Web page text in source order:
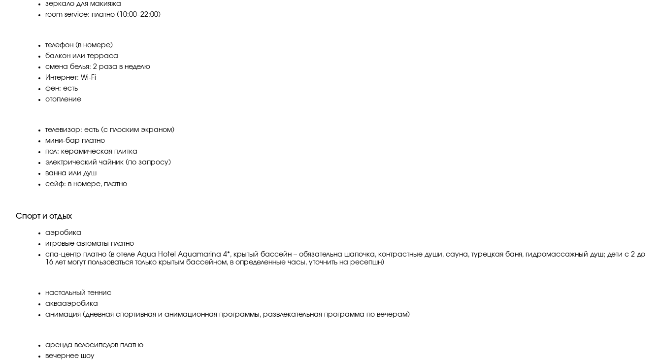
зеркало для макияжа
room service: платно (10:00–22:00)
телефон (в номере)
балкон или терраса
смена белья: 2 раза в неделю
Интернет: Wi-Fi
фен: есть
отопление
телевизор: есть (с плоским экраном)
мини-бар платно
пол: керамическая плитка
электрический чайник (по запросу)
ванна или душ
сейф: в номере, платно
Спорт и отдых
аэробика
игровые автоматы платно
спа-центр платно (в отеле Aqua Hotel Aquamarina 4*, крытый бассейн – обязательна шапочка, контрастные души, сауна, турецкая баня, гидромассажный душ; дети с 2 до
16 лет могут пользоваться только крытым бассейном, в определенные часы, уточнить на ресепшн)
настольный теннис
аквааэробика
анимация (дневная спортивная и анимационная программы, развлекательная программа по вечерам)
аренда велосипедов платно
вечернее шоу